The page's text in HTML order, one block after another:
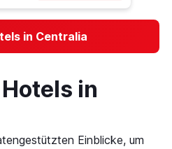
in Centralia
in
Einblicke, um